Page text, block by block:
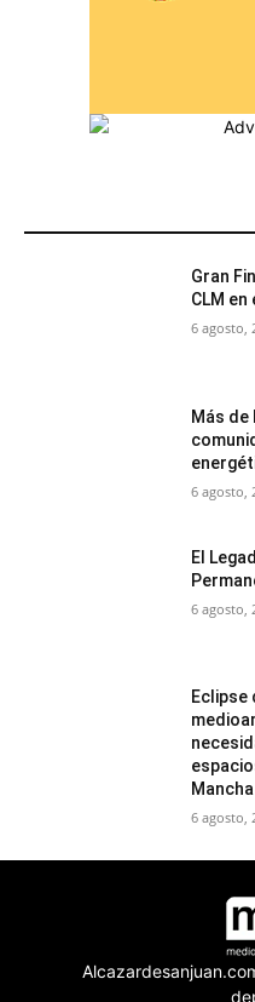
Gran
CLM en
6 agosto,
Más de
6 agosto,
El
6 agosto,
Eclipse
Mancha
6 agosto,